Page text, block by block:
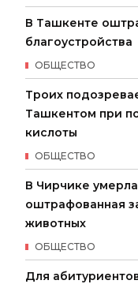
В Ташкенте
благоустройства
ОБЩЕСТВО
Троих
Ташкентом при
кислоты
ОБЩЕСТВО
В Чирчике
оштрафованная
животных
ОБЩЕСТВО
Для